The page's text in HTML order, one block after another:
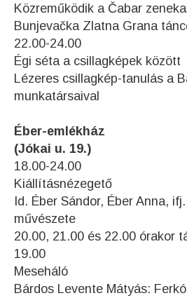
Közreműködik a Čabar
Bunjevačka Zlatna Grana
22.00-24.00
Égi séta a csillagképek között
Lézeres csillagkép-tanulás a
munkatársaival
Éber-emlékház
(Jókai u. 19.)
18.00-24.00
Kiállításnézegető
Id. Éber Sándor, Éber Anna,
művészete
20.00, 21.00 és 22.00 órakor
19.00
Meseháló
Bárdos Levente Mátyás: